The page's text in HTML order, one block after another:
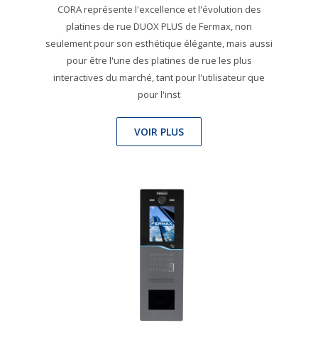
CORA représente l'excellence et l'évolution des
platines de rue DUOX PLUS de Fermax, non
seulement pour son esthétique élégante, mais aussi
pour être l'une des platines de rue les plus
interactives du marché, tant pour l'utilisateur que
pour l'inst
VOIR PLUS